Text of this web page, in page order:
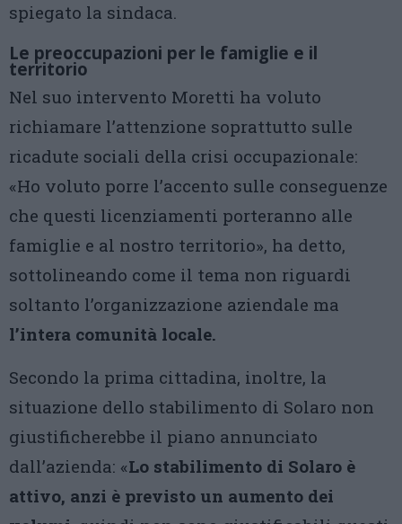
spiegato la sindaca.
Le preoccupazioni per le famiglie e il
territorio
Nel suo intervento Moretti ha voluto
richiamare l’attenzione soprattutto sulle
ricadute sociali della crisi occupazionale:
«Ho voluto porre l’accento sulle conseguenze
che questi licenziamenti porteranno alle
famiglie e al nostro territorio», ha detto,
sottolineando come il tema non riguardi
soltanto l’organizzazione aziendale ma
l’intera comunità locale.
Secondo la prima cittadina, inoltre, la
situazione dello stabilimento di Solaro non
giustificherebbe il piano annunciato
dall’azienda: «Lo stabilimento di Solaro è
attivo, anzi è previsto un aumento dei